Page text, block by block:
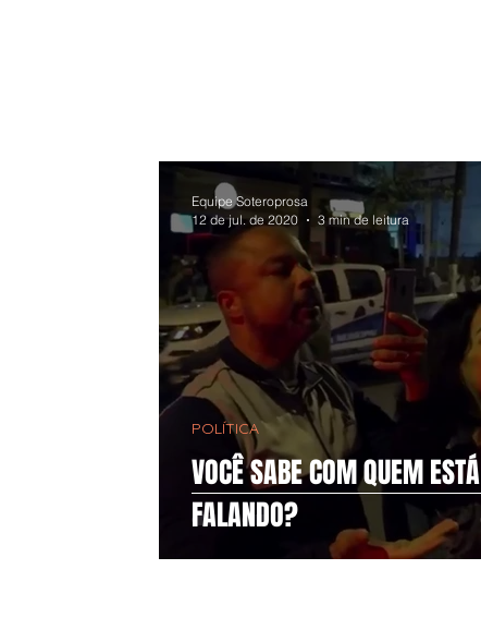
VOCÊ SABE COM QUEM ESTÁ
FALANDO?
POLÍTICA
Equipe Soteroprosa
12 de jul. de 2020
3 min de leitura